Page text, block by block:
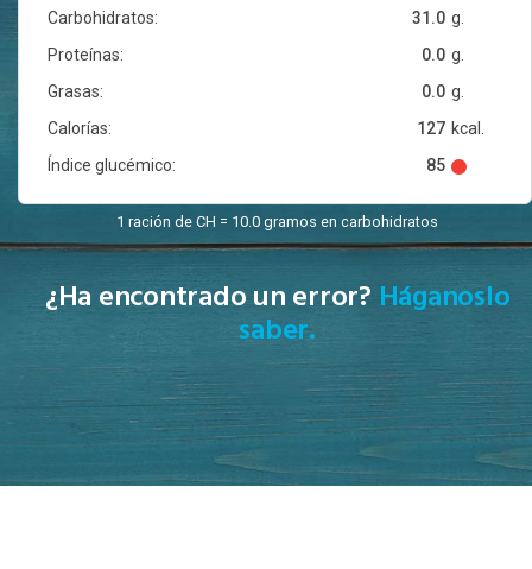
Carbohidratos:
g.
31.0
Proteínas:
g.
0.0
Grasas:
g.
0.0
Calorías:
kcal.
127
Índice glucémico:
85
1 ración de CH = 10.0 gramos en carbohidratos
¿Ha encontrado un error? Háganoslo
saber.